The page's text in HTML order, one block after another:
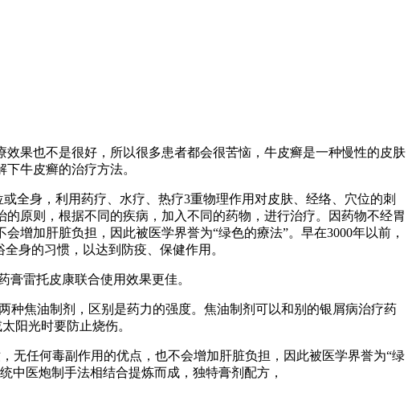
果也不是很好，所以很多患者都会很苦恼，牛皮癣是一种慢性的皮肤
牛皮癣的治疗方法。
全身，利用药疗、水疗、热疗3重物理作用对皮肤、经络、穴位的刺
原则，根据不同的疾病，加入不同的药物，进行治疗。因药物不经胃
增加肝脏负担，因此被医学界誉为“绿色的療法”。早在3000年以前，
身的习惯，以达到防疫、保健作用。
雷托皮康联合使用效果更佳。
种焦油制剂，区别是药力的强度。焦油制剂可以和别的银屑病治疗药
阳光时要防止烧伤。
无任何毒副作用的优点，也不会增加肝脏负担，因此被医学界誉为“绿
中医炮制手法相结合提炼而成，独特膏剂配方，